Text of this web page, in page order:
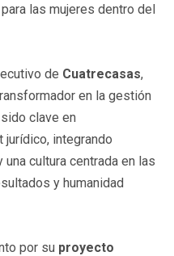
las mujeres dentro del
de Cuatrecasas,
en la gestión
clave en
integrando
cultura centrada en las
y humanidad
por su proyecto